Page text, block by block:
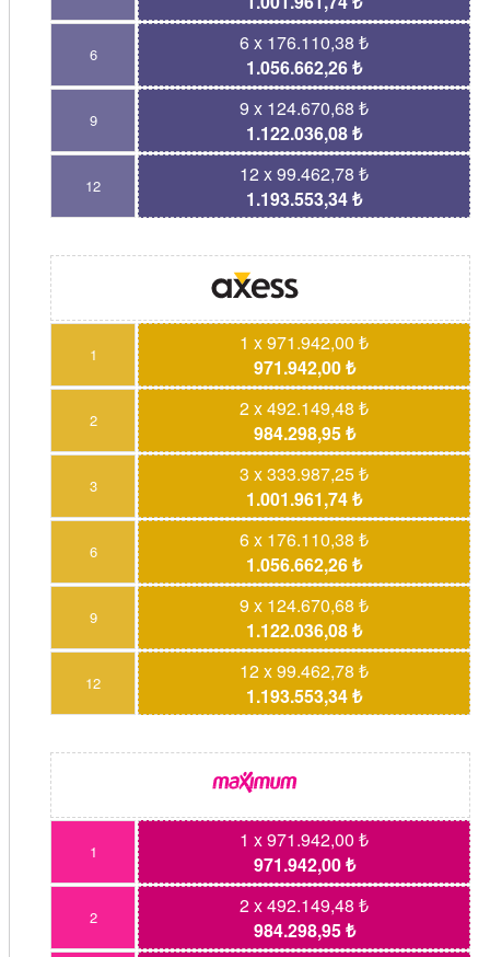
6
6 x 176.110,38 ₺
1.056.662,26 ₺
9
9 x 124.670,68 ₺
1.122.036,08 ₺
12
12 x 99.462,78 ₺
1.193.553,34 ₺
1
1 x 971.942,00 ₺
971.942,00 ₺
2
2 x 492.149,48 ₺
984.298,95 ₺
3
3 x 333.987,25 ₺
1.001.961,74 ₺
6
6 x 176.110,38 ₺
1.056.662,26 ₺
9
9 x 124.670,68 ₺
1.122.036,08 ₺
12
12 x 99.462,78 ₺
1.193.553,34 ₺
1
1 x 971.942,00 ₺
971.942,00 ₺
2
2 x 492.149,48 ₺
984.298,95 ₺